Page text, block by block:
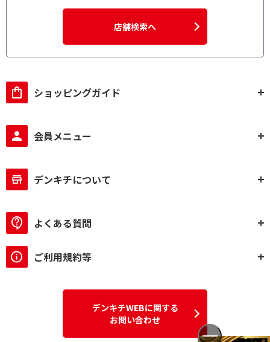
店舗検索へ
ショッピングガイド
会員メニュー
デンキチについて
よくある質問
ご利用規約等
デンキチWEBに関する
お問い合わせ